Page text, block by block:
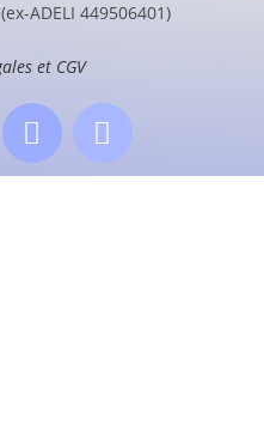
ADELI 449506401)
et CGV